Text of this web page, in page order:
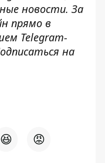
новости. За
прямо в
Telegram-
на
😆 😡